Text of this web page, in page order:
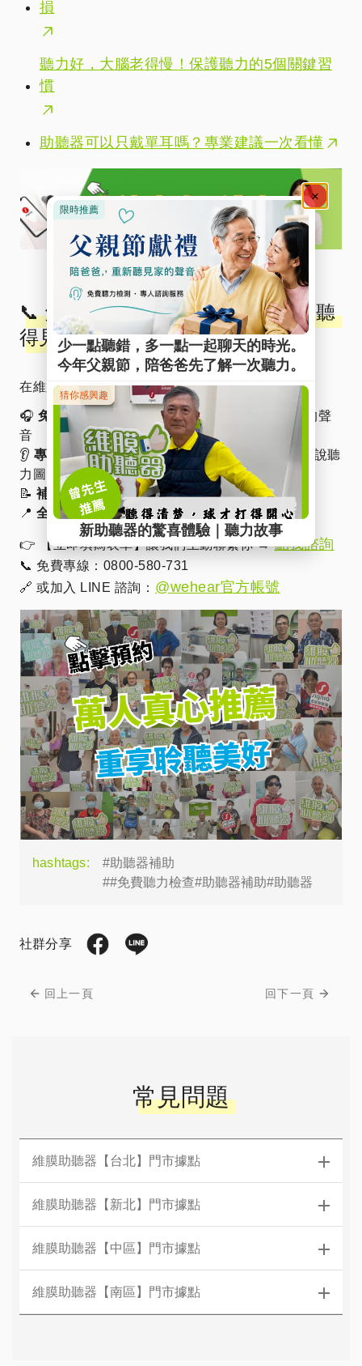
損
聽力好，大腦老得慢！保護聽力的5個關鍵習
慣
助聽器可以只戴單耳嗎？專業建議一次看懂
📞 免費服務專區｜現在預約，開啟聽
得見的生活
在維膜助聽器，我們提供：
🎧 免費試戴體驗
：試聽各大品牌，找到最適合你的聲
音
👂 專業聽力檢查：由維膜助聽器資深聽力師親自解說聽
力圖
📝 補助申請協助
：最高可享 NT$20,000 政府補助
📍 全台 20 間門市：立即安排離你最近的服務據點
👉 【立即填寫表單】讓我們主動聯繫你 →點我諮詢
📞 免費專線：0800-580-731
🔗 或加入 LINE 諮詢： @wehear官方帳號
hashtags:
#助聽器補助
##免費聽力檢查#助聽器補助#助聽器
社群分享
回上一頁 回下一頁
常見問題
維膜助聽器【台北】門市據點
維膜助聽器【新北】門市據點
維膜助聽器【中區】門市據點
維膜助聽器【南區】門市據點